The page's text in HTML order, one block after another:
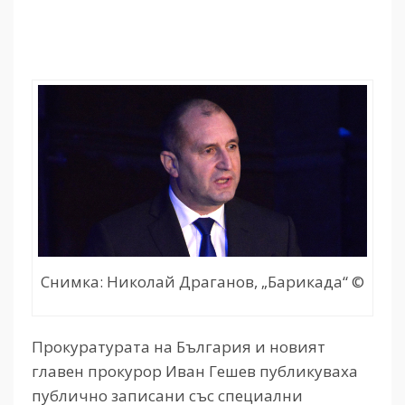
Снимка: Николай Драганов, „Барикада“ ©
Прокуратурата на България и новият
главен прокурор Иван Гешев публикуваха
публично записани със специални